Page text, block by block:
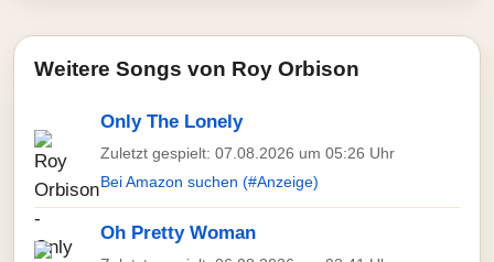
Weitere Songs von Roy Orbison
Only The Lonely
Zuletzt gespielt: 07.08.2026 um 05:26 Uhr
Bei Amazon suchen (#Anzeige)
Oh Pretty Woman